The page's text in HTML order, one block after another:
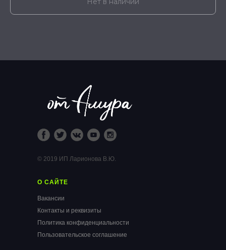
О САЙТЕ
Вакансии
Контакты и реквизиты
Политика конфиденциальности
Пользовательское соглашение
© 2019 ИП Ларионова В.Ю.